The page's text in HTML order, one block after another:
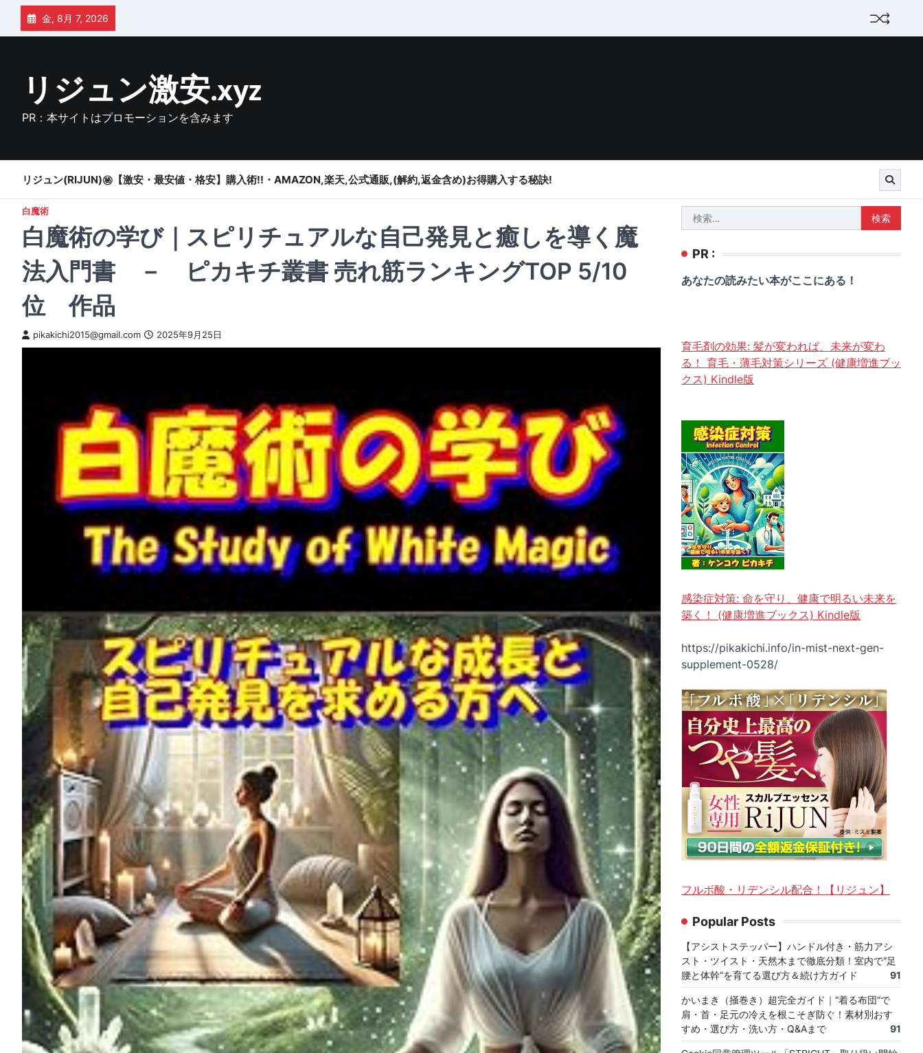
Skip
content
金, 8月 7, 2026
リジュン激安.xyz
PR：本サイトはプロモーションを含みます
リジュン(RIJUN)㊙【激安・最安値・格安】購入術!!・AMAZON,楽天,公式通販,(解約,返金含め)お得購入する秘訣!
白魔術
白魔術の学び｜スピリチュアルな自己発見と癒しを導く魔
法入門書 － ピカキチ叢書 売れ筋ランキングTOP 5/10
位 作品
pikakichi2015@gmail.com 2025年9月25日
索:
PR :
あなたの読みたい本がここにある！
育毛剤の効果: 髪が変われば、未来が変わ
る！ 育毛・薄毛対策シリーズ (健康増進ブッ
クス) Kindle版
感染症対策: 命を守り、健康で明るい未来を
築く！ (健康増進ブックス) Kindle版
https://pikakichi.info/in-mist-next-gen-
supplement-0528/
フルボ酸・リデンシル配合！【リジュン】
Popular Posts
【アシストステッパー】ハンドル付き・筋力アシ
スト・ツイスト・天然木まで徹底分類！室内で“足
腰と体幹”を育てる選び方＆続け方ガイド
91
かいまき（掻巻き）超完全ガイド｜“着る布団”で
肩・首・足元の冷えを根こそぎ防ぐ！素材別おす
すめ・選び方・洗い方・Q&Aまで
91